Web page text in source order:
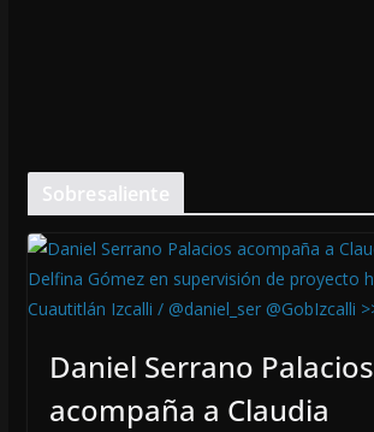
Sobresaliente
Daniel Serrano Palacios
acompaña a Claudia